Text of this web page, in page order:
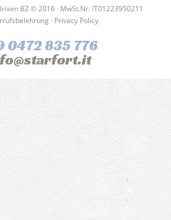
BZ © 2016 · MwSt.Nr. IT01223950211
· Privacy Policy
0472 835 776